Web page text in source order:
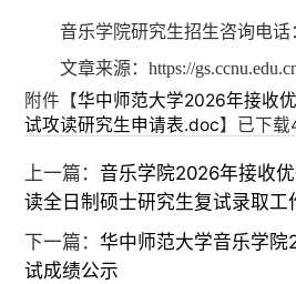
音乐学院研究生招生咨询电话
文章来源：https://
附件【华中师范大学2026年接收
试攻读研究生申请表.doc】已下载
上一篇： 音乐学院2026年接收
读全日制硕士研究生复试录取工
下一篇：华中师范大学音乐学
试成绩公示